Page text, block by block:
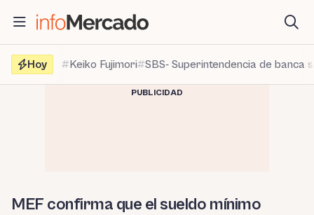
contenido
Hoy
Keiko Fujimori SBS- Superintendencia de banca
PUBLICIDAD
MEF confirma que el sueldo mínimo